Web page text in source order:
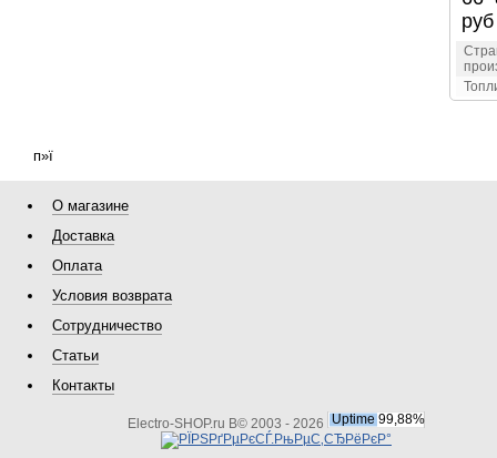
руб
п»ї
О магазине
Доставка
Оплата
Условия возврата
Сотрудничество
Статьи
Контакты
Electro-SHOP.ru В© 2003 - 2026